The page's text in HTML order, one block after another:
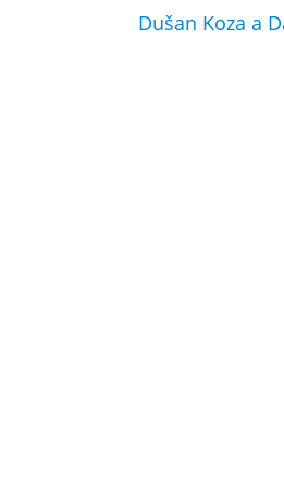
Dušan Koza a